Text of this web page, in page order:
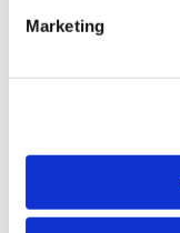
Marketing